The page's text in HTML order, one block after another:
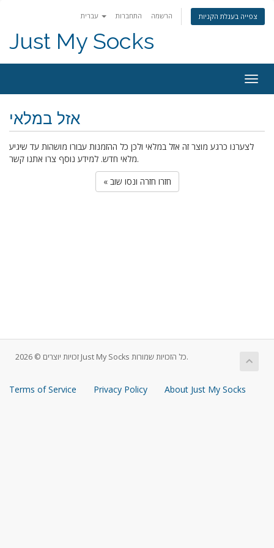
התחברות הרשמה צפייה בעגלת הקניות
Just My Socks
אזל במלאי
לצערנו כרגע מוצר זה אזל במלאי ולכן כל ההזמנות עבורו מושהות עד שיגיע
מלאי חדש. למידע נוסף צרו אתנו קשר.
« חזרו חזרה ונסו שוב
זכויות יוצרים © 2026 Just My Socks כל הזכויות שמורות.
Terms of Service Privacy Policy About Just My Socks